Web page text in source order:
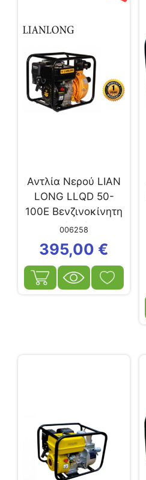
Αντλία Νερού LIAN
LONG LLQD 50-
100Ε Βενζινοκίνητη
Υψηλής Πίεσης
006258
395,00 €